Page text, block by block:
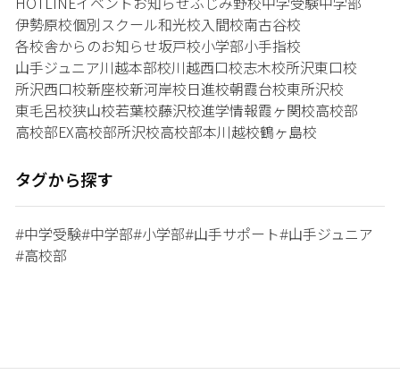
伊勢原校個別スクール和光校入間校南古谷校
各校舎からのお知らせ坂戸校小学部小手指校
山手ジュニア川越本部校川越西口校志木校所沢東口校
所沢西口校新座校新河岸校日進校朝霞台校東所沢校
東毛呂校狭山校若葉校藤沢校進学情報霞ヶ関校高校部
高校部EX高校部所沢校高校部本川越校鶴ヶ島校
タグから探す
#中学受験#中学部#小学部#山手サポート#山手ジュニア
#高校部